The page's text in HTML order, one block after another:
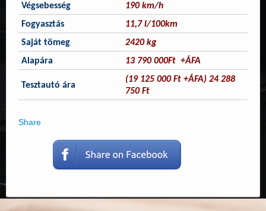
Végsebesség
190 km/h
Fogyasztás
11,7 l/100km
Saját tömeg
2420 kg
Alapára
13 790 000Ft +ÁFA
Tesztautó ára
(19 125 000 Ft +ÁFA) 24 288
750 Ft
Share